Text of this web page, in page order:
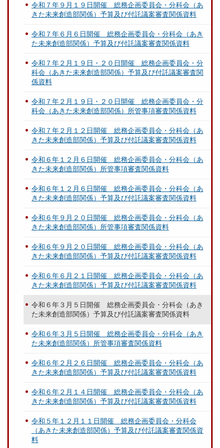
令和７年９月１９日開催 総務企画委員会・分科会（あ
きた未来創造部関係）予算及び付託議案審査関係資料
令和７年６月６日開催 総務企画委員会・分科会（あき
た未来創造部関係）予算及び付託議案審査関係資料
令和７年２月１９日・２０日開催 総務企画委員会・分
科会（あきた未来創造部関係）予算及び付託議案審査関
係資料
令和７年２月１９日・２０日開催 総務企画委員会・分
科会（あきた未来創造部関係）所管事項審査関係資料
令和７年２月１２日開催 総務企画委員会・分科会（あ
きた未来創造部関係）予算及び付託議案審査関係資料
令和６年１２月６日開催 総務企画委員会・分科会（あ
きた未来創造部関係）所管事項審査関係資料
令和６年１２月６日開催 総務企画委員会・分科会（あ
きた未来創造部関係）予算及び付託議案審査関係資料
令和６年９月２０日開催 総務企画委員会・分科会（あ
きた未来創造部関係）所管事項審査関係資料
令和６年９月２０日開催 総務企画委員会・分科会（あ
きた未来創造部関係）予算及び付託議案審査関係資料
令和６年６月２１日開催 総務企画委員会・分科会（あ
きた未来創造部関係）予算及び付託議案審査関係資料
令和６年３月５日開催 総務企画委員会・分科会（あき
た未来創造部関係）予算及び付託議案審査関係資料
令和６年３月５日開催 総務企画委員会・分科会（あき
た未来創造部関係）所管事項審査関係資料
令和６年２月２６日開催 総務企画委員会・分科会（あ
きた未来創造部関係）予算及び付託議案審査関係資料
令和６年２月１４日開催 総務企画委員会・分科会（あ
きた未来創造部関係）予算及び付託議案審査関係資料
令和５年１２月１１日開催 総務企画委員会・分科会
（あきた未来創造部関係）予算及び付託議案審査関係資
料